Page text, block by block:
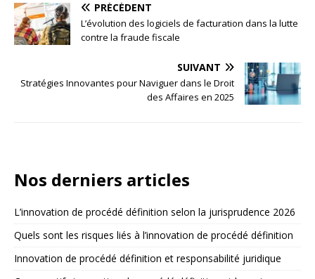
PRÉCÉDENT
L’évolution des logiciels de facturation dans la lutte
contre la fraude fiscale
SUIVANT
Stratégies Innovantes pour Naviguer dans le Droit
des Affaires en 2025
Nos derniers articles
L’innovation de procédé définition selon la jurisprudence 2026
Quels sont les risques liés à l’innovation de procédé définition
Innovation de procédé définition et responsabilité juridique